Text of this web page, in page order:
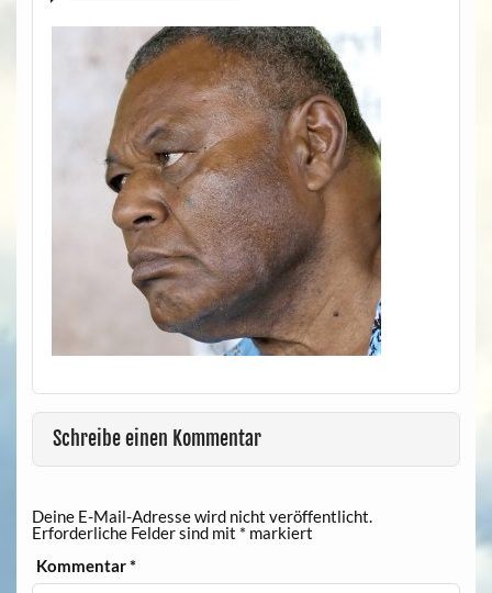
Schreibe einen Kommentar
Deine E-Mail-Adresse wird nicht veröffentlicht.
Erforderliche Felder sind mit * markiert
Kommentar*